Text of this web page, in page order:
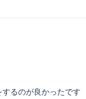
るのが良かったです